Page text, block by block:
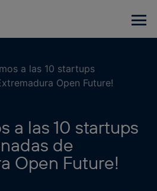
a las 10 startups
Open Future!
a las 10 startups
de
Open Future!